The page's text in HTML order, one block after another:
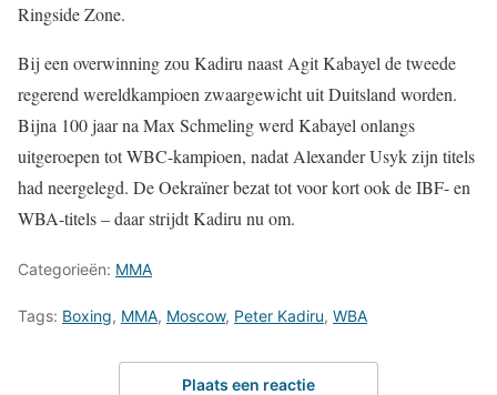
Ringside Zone.
Bij een overwinning zou Kadiru naast Agit Kabayel de tweede
regerend wereldkampioen zwaargewicht uit Duitsland worden.
Bijna 100 jaar na Max Schmeling werd Kabayel onlangs
uitgeroepen tot WBC-kampioen, nadat Alexander Usyk zijn titels
had neergelegd. De Oekraïner bezat tot voor kort ook de IBF- en
WBA-titels – daar strijdt Kadiru nu om.
Categorieën: MMA
Tags: Boxing, MMA, Moscow, Peter Kadiru, WBA
Plaats een reactie